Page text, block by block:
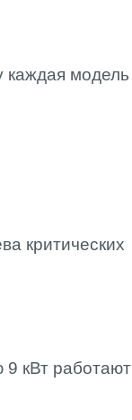
каждая модель
критических
кВт работают